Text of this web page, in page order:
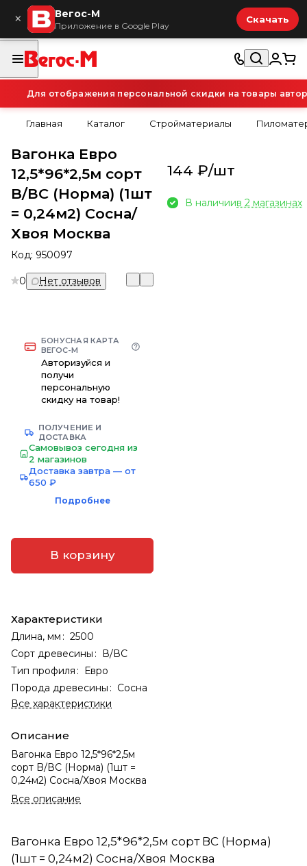
× Вегос-М
Приложение в Google Play
Скачать
Для отображения персональной скидки на товары
Главная Каталог Стройматериалы
Вагонка Евро
12,5*96*2,5м сорт
B/ВС (Норма) (1шт
= 0,24м2) Сосна/
Хвоя Москва
Код: 950097
0 Нет отзывов
БОНУСНАЯ КАРТА
ВЕГОС-М
Авторизуйся и
получи
персональную
скидку на товар!
ПОЛУЧЕНИЕ И
ДОСТАВКА
Самовывоз сегодня из
2 магазинов
Доставка завтра — от
650 ₽
Подробнее
В корзину
Характеристики
Длина, мм : 2500
Сорт древесины : В/ВС
Тип профиля : Евро
Порода древесины : Сосна
Все характеристики
Описание
Вагонка Евро 12,5*96*2,5м
сорт B/ВС (Норма) (1шт =
0,24м2) Сосна/Хвоя Москва
Все описание
144 ₽/шт
В наличиив 2 магазинах
Вагонка Евро 12,5*96*2,5м сорт ВС (Норма)
(1шт = 0,24м2) Сосна/Хвоя Москва